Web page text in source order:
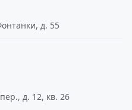
д. 55
д. 12, кв. 26